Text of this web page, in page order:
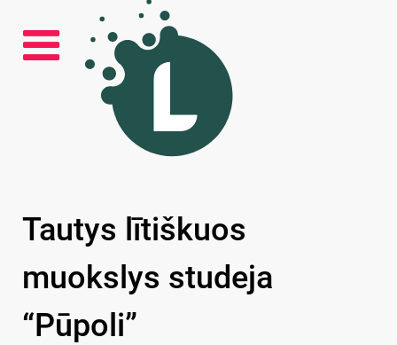
Tautys lītiškuos
muokslys studeja
“Pūpoli”